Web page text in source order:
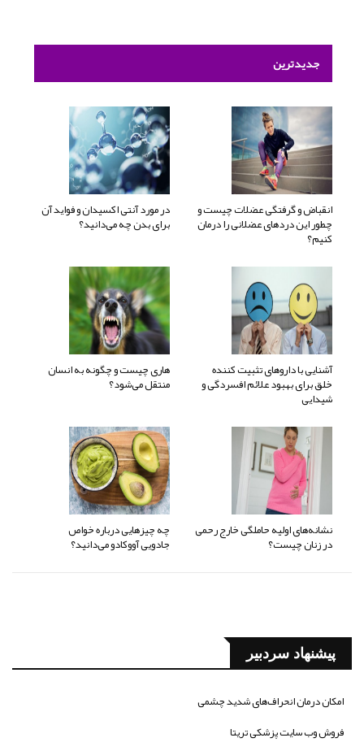
جدیدترین
انقباض و گرفتگی عضلات چیست و
چطور این دردهای عضلانی را درمان
کنیم؟
در مورد آنتی اکسیدان و فواید آن
برای بدن چه می‌دانید؟
آشنایی با داروهای تثبیت کننده
خلق برای بهبود علائم افسردگی و
شیدایی
هاری چیست و چگونه به انسان
منتقل می‌شود؟
نشانه‌های اولیه حاملگی خارج رحمی
در زنان چیست؟
چه چیزهایی درباره خواص
جادویی آووکادو می‌دانید؟
پیشنهاد سردبیر
امکان درمان انحراف‌های شدید چشمی
فروش وب سایت پزشکی تریتا